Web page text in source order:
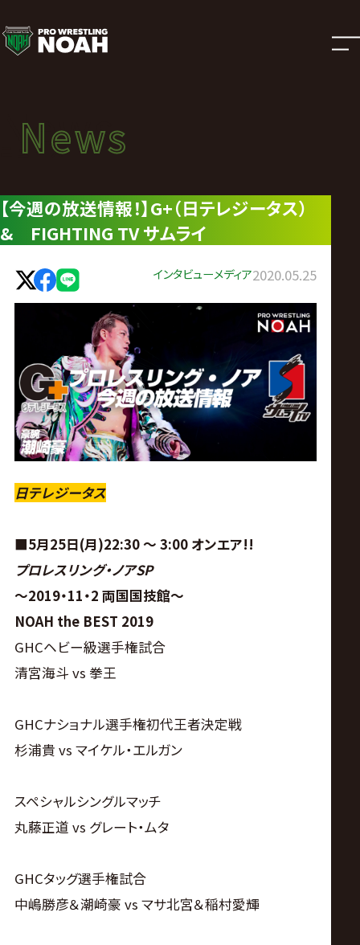
ニ
ュ
ー
ス
|
プ
ロ
ス
リ
ン
グ・
ノ
ア
公
式
サ
ト
News
ニュース
News
【今週の放送情報！】G+（日テレジータス）
& FIGHTING TV サムライ
インタビューメディア2020.05.25
日テレジータス
■5月25日(月)22:30 ～ 3:00 オンエア!!
プロレスリング・ノアSP
～2019・11・2 両国国技館～
NOAH the BEST 2019
GHCヘビー級選手権試合
清宮海斗 vs 拳王
GHCナショナル選手権初代王者決定戦
杉浦貴 vs マイケル・エルガン
スペシャルシングルマッチ
丸藤正道 vs グレート・ムタ
GHCタッグ選手権試合
中嶋勝彦＆潮崎豪 vs マサ北宮＆稲村愛輝